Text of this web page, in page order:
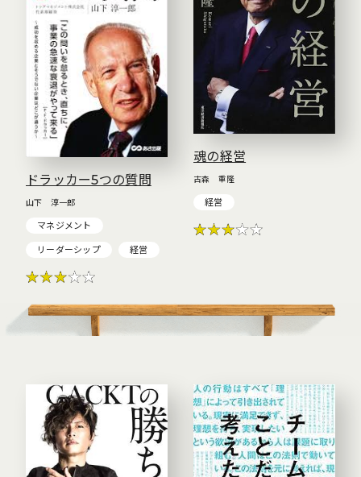
ドラッカー5つの質問
山下 淳一郎
マネジメント
リーダーシップ 経営
魂の経営
古森 重隆
経営